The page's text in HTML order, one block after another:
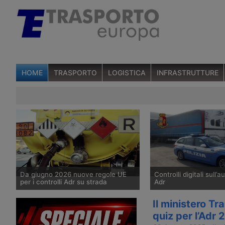
HOME TRASPORTO LOGISTICA INFRASTRUTTURE
Da giugno 2026 nuove regole UE
per i controlli Adr su strada
La Direttiva delegata 2025/1801 sui
controlli su strada delle merci
pericolose Adr introduce una check-
Controlli digitali
Adr
Il ministero dell’Interno
una circolare che
verifica in formato
Il ministero
quiz per l’Adr